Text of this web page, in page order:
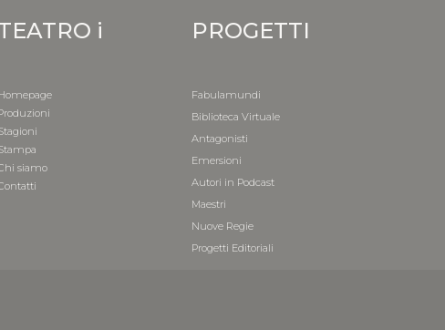
i
siamo
PROGETTI
Fabulamundi
Biblioteca Virtuale
Antagonisti
Emersioni
Autori in Podcast
Maestri
Nuove Regie
Progetti Editoriali